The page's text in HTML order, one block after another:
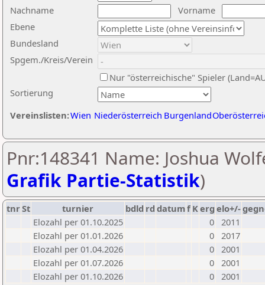
Nachname
Vorname
Ebene
Sortierung
Bundesland
Spgem./Kreis/Verein
Nur "österreichische" Spieler
Vereinslisten:Wien Niederösterreich Burgenland
Pnr:148341 Name: Joshua
Grafik Partie-Statistik)
tnrSt turnier bdld rd datumf Kerg elo+/-
Elozahl per 01.10.2025
0 2011
Elozahl per 01.01.2026
0 2017
Elozahl per 01.04.2026
0 2001
Elozahl per 01.07.2026
0 2001
Elozahl per 01.10.2026
0 2001